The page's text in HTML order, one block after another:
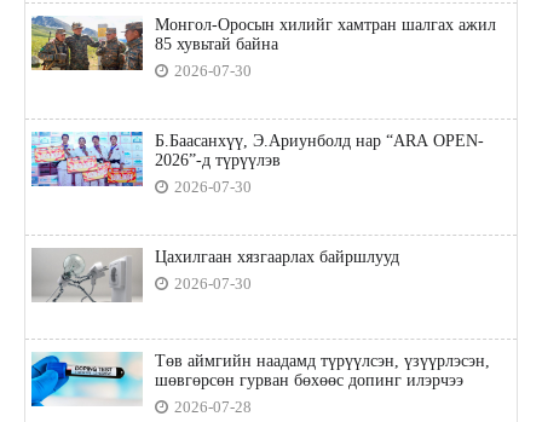
Монгол-Оросын хилийг хамтран шалгах ажил
85 хувьтай байна
2026-07-30
Б.Баасанхүү, Э.Ариунболд нар “ARA OPEN-
2026”-д түрүүлэв
2026-07-30
Цахилгаан хязгаарлах байршлууд
2026-07-30
Төв аймгийн наадамд түрүүлсэн, үзүүрлэсэн,
шөвгөрсөн гурван бөхөөс допинг илэрчээ
2026-07-28